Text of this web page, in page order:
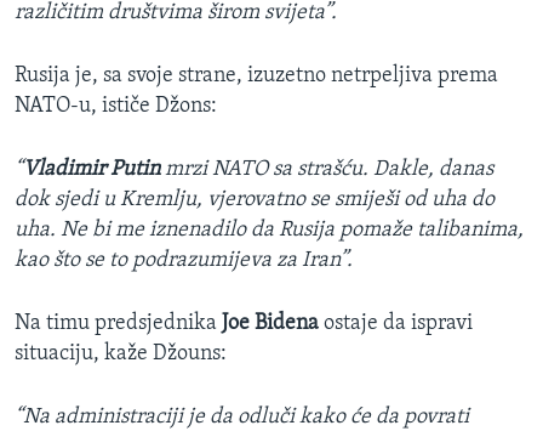
različitim društvima širom svijeta”.
Rusija je, sa svoje strane, izuzetno netrpeljiva prema
NATO-u, ističe Džons:
“Vladimir Putinmrzi NATO sa strašću. Dakle, danas
dok sjedi u Kremlju, vjerovatno se smiješi od uha do
uha. Ne bi me iznenadilo da Rusija pomaže talibanima,
kao što se to podrazumijeva za Iran”.
Na timu predsjednika Joe Bidena ostaje da ispravi
situaciju, kaže Džouns:
“Na administraciji je da odluči kako će da povrati